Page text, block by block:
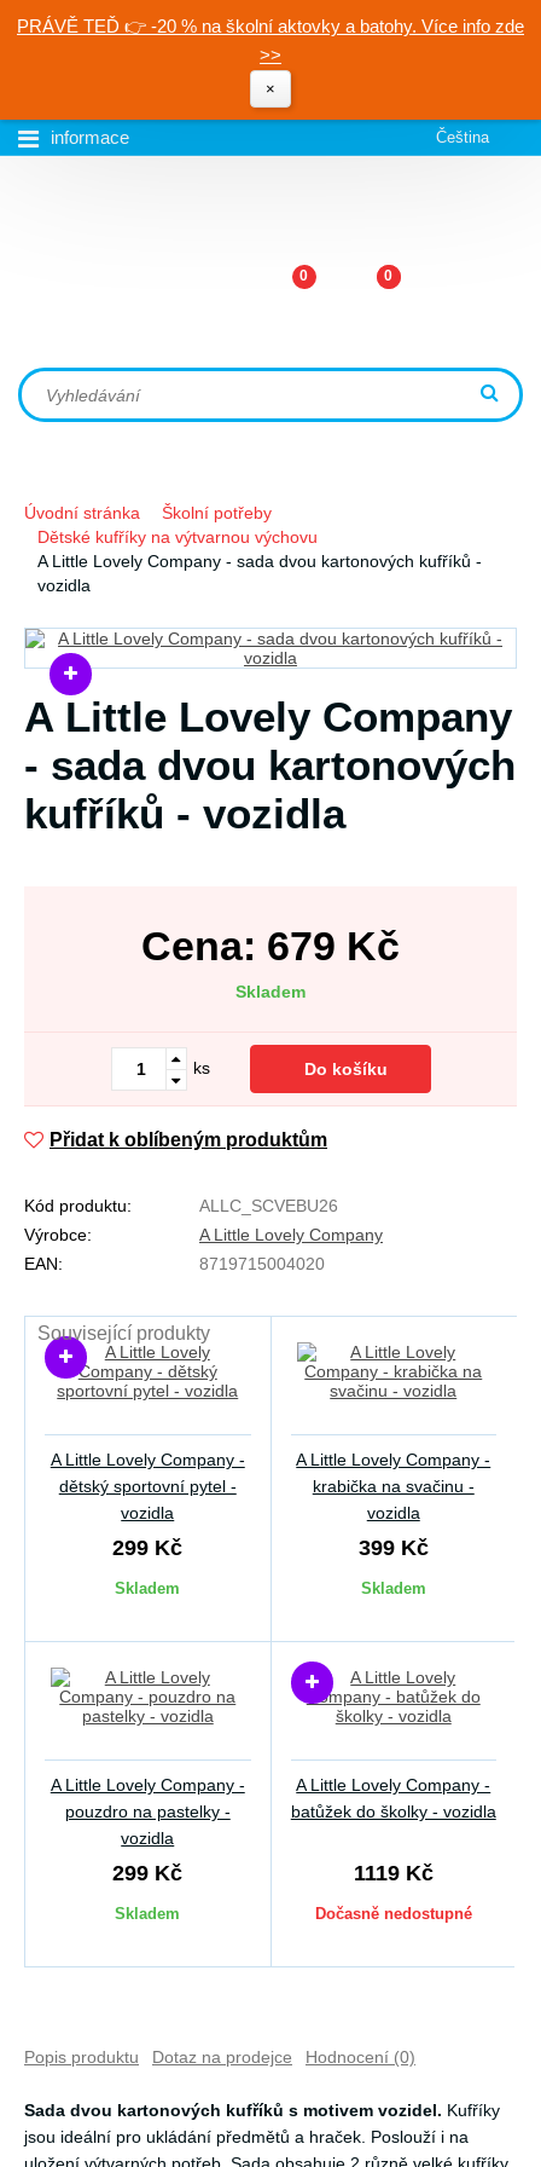
PRÁVĚ TEĎ 👉 -20 % na školní aktovky a batohy. Více info zde
>>
×
informace Čeština
0 0
Úvodní stránka
Školní potřeby
Dětské kufříky na výtvarnou výchovu
A Little Lovely Company - sada dvou kartonových kufříků -
vozidla
A Little Lovely Company
- sada dvou kartonových
kufříků - vozidla
Cena: 679 Kč
Skladem
ks Do košíku
Přidat k oblíbeným produktům
Kód produktu:
ALLC_SCVEBU26
Výrobce:
A Little Lovely Company
EAN:
8719715004020
Související produkty
A Little Lovely Company -
dětský sportovní pytel -
vozidla
299 Kč
Skladem
A Little Lovely Company -
krabička na svačinu -
vozidla
399 Kč
Skladem
A Little Lovely Company -
pouzdro na pastelky -
vozidla
299 Kč
Skladem
A Little Lovely Company -
batůžek do školky - vozidla
1119 Kč
Dočasně nedostupné
Popis produktu Dotaz na prodejce Hodnocení (0)
Sada dvou kartonových kufříků s motivem vozidel. Kufříky
jsou ideální pro ukládání předmětů a hraček. Poslouží i na